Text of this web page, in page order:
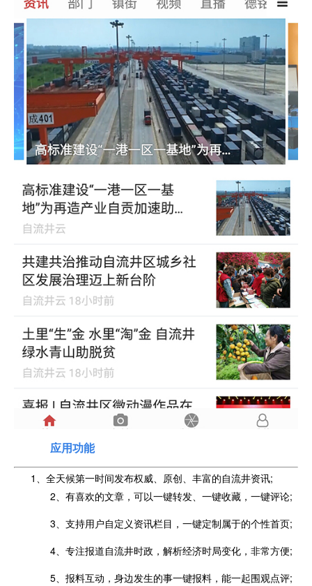
应用功能
1、全天候第一时间发布权威、原创、丰富的自流井资讯;
2、有喜欢的文章，可以一键转发、一键收藏，一键评论;
3、支持用户自定义资讯栏目，一键定制属于的个性首页;
4、专注报道自流井时政，解析经济时局变化，非常方便;
5、报料互动，身边发生的事一键报料，能一起围观点评;